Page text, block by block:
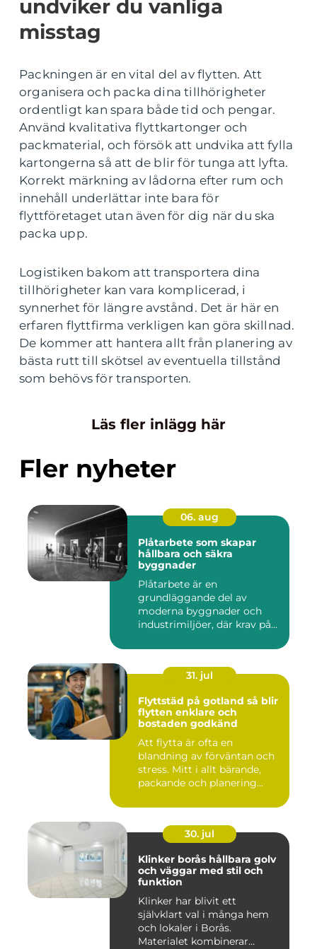
undviker du vanliga
misstag
Packningen är en vital del av flytten. Att
organisera och packa dina tillhörigheter
ordentligt kan spara både tid och pengar.
Använd kvalitativa flyttkartonger och
packmaterial, och försök att undvika att fylla
kartongerna så att de blir för tunga att lyfta.
Korrekt märkning av lådorna efter rum och
innehåll underlättar inte bara för
flyttföretaget utan även för dig när du ska
packa upp.
Logistiken bakom att transportera dina
tillhörigheter kan vara komplicerad, i
synnerhet för längre avstånd. Det är här en
erfaren flyttfirma verkligen kan göra skillnad.
De kommer att hantera allt från planering av
bästa rutt till skötsel av eventuella tillstånd
som behövs för transporten.
Läs fler inlägg här
Fler nyheter
06. aug
Plåtarbete som skapar
hållbara och säkra
byggnader
Plåtarbete är en
grundläggande del av
moderna byggnader och
industrimiljöer, där krav på
31. jul
Flyttstäd på gotland så blir
flytten enklare och
bostaden godkänd
Att flytta är ofta en
blandning av förväntan och
stress. Mitt i allt bärande,
packande och planering...
30. jul
Klinker borås hållbara golv
och väggar med stil och
funktion
Klinker har blivit ett
självklart val i många hem
och lokaler i Borås.
Materialet kombinerar